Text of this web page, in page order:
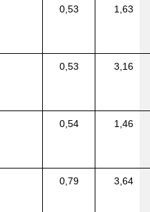
0,53 1,63
0,53 3,16
0,54 1,46
0,79 3,64